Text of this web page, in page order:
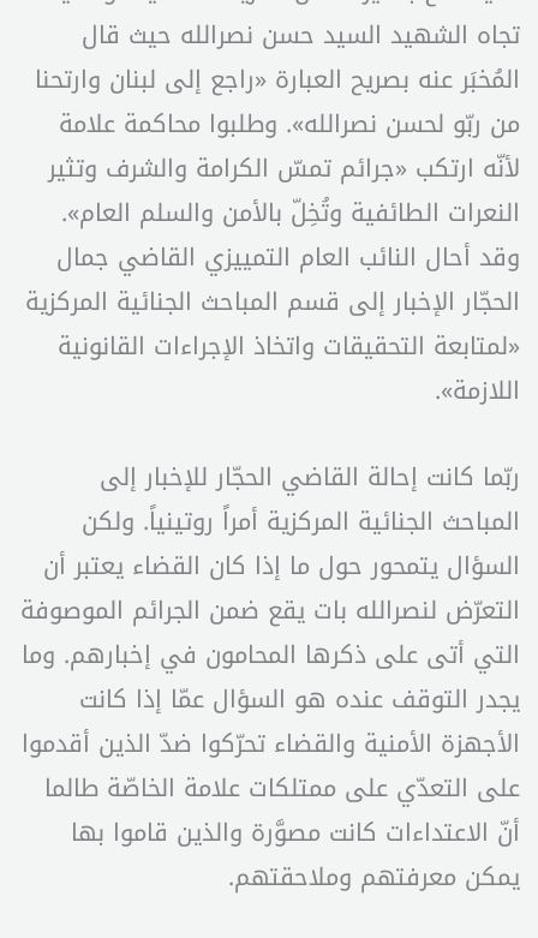
تجاه الشهيد السيد حسن نصرالله حيث قال
المُخبَر عنه بصريح العبارة «راجع إلى لبنان وارتحنا
من ربّو لحسن نصرالله». وطلبوا محاكمة علامة
لأنّه ارتكب «جرائم تمسّ الكرامة والشرف وتثير
النعرات الطائفية وتُخِلّ بالأمن والسلم العام».
وقد أحال النائب العام التمييزي القاضي جمال
الحجّار الإخبار إلى قسم المباحث الجنائية المركزية
«لمتابعة التحقيقات واتخاذ الإجراءات القانونية
اللازمة».
ربّما كانت إحالة القاضي الحجّار للإخبار إلى
المباحث الجنائية المركزية أمراً روتينياً. ولكن
السؤال يتمحور حول ما إذا كان القضاء يعتبر أن
التعرّض لنصرالله بات يقع ضمن الجرائم الموصوفة
التي أتى على ذكرها المحامون في إخبارهم. وما
يجدر التوقف عنده هو السؤال عمّا إذا كانت
الأجهزة الأمنية والقضاء تحرّكوا ضدّ الذين أقدموا
على التعدّي على ممتلكات علامة الخاصّة طالما
أنّ الاعتداءات كانت مصوَّرة والذين قاموا بها
يمكن معرفتهم وملاحقتهم.